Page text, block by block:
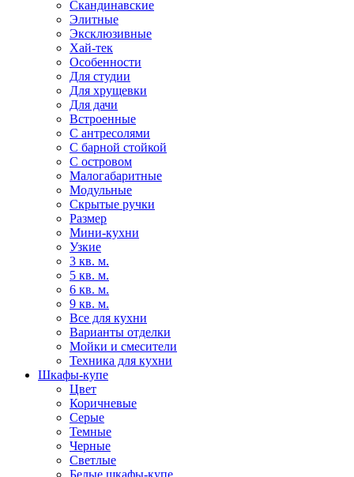
Скандинавские
Элитные
Эксклюзивные
Хай-тек
Особенности
Для студии
Для хрущевки
Для дачи
Встроенные
С антресолями
С барной стойкой
С островом
Малогабаритные
Модульные
Скрытые ручки
Размер
Мини-кухни
Узкие
3 кв. м.
5 кв. м.
6 кв. м.
9 кв. м.
Все для кухни
Варианты отделки
Мойки и смесители
Техника для кухни
Шкафы-купе
Цвет
Коричневые
Серые
Темные
Черные
Светлые
Белые шкафы-купе